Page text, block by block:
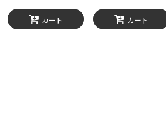
カート カート